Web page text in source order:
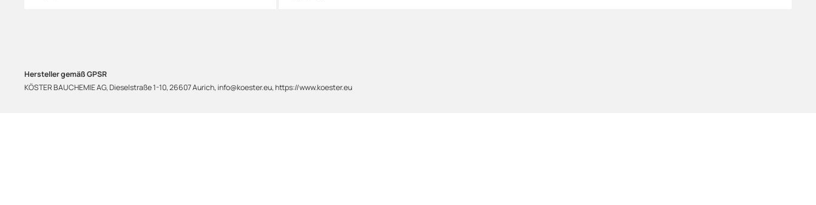
Hersteller gemäß GPSR
KÖSTER BAUCHEMIE AG, Dieselstraße 1-10, 26607 Aurich, info@koester.eu, https://www.koester.eu